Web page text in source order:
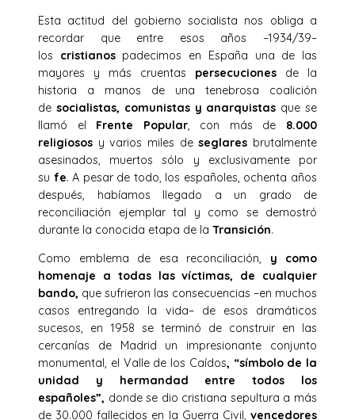
Esta actitud del gobierno socialista nos obliga a
recordar que entre esos años –1934/39–
los cristianos padecimos en España una de las
mayores y más cruentas persecuciones de la
historia a manos de una tenebrosa coalición
de socialistas, comunistas y anarquistas que se
llamó el Frente Popular, con más de 8.000
religiosos y varios miles deseglares brutalmente
asesinados, muertos sólo y exclusivamente por
su fe. A pesar de todo, los españoles, ochenta años
después, habíamos llegado a un grado de
reconciliación ejemplar tal y como se demostró
durante la conocida etapa de la Transición.
Como emblema de esa reconciliación,
y como
homenaje a todas las víctimas, de cualquier
bando, que sufrieron las consecuencias –en muchos
casos entregando la vida– de esos dramáticos
sucesos, en 1958 se terminó de construir en las
cercanías de Madrid un impresionante conjunto
monumental, el Valle de los Caídos, “símbolo de la
unidad y hermandad entre todos los
españoles”, donde se dio cristiana sepultura a más
de 30.000 fallecidos en la Guerra Civil, vencedores